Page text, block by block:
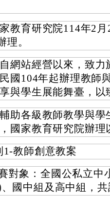
教育研究院114年2
理。
網站經營以來，致
國104年起辦理教師
與學生展能舞臺，以
助各級教師教學與學
國家教育研究院辦理
1-教師創意教案
對象：全國公私立中
國中組及高中組，共